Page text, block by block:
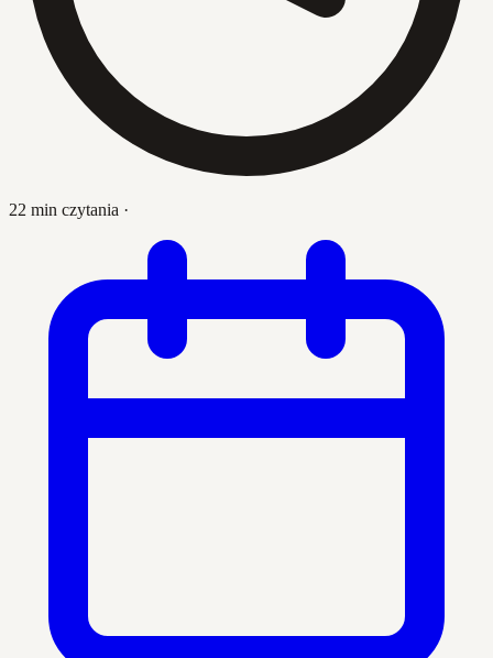
22 min czytania ·